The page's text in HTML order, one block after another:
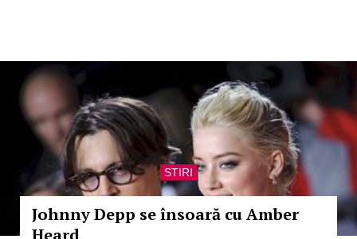
STIRI
Johnny Depp se însoară cu Amber
Heard